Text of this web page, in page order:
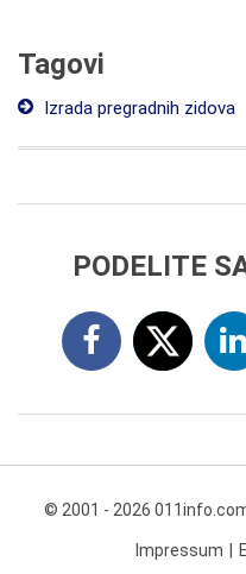
Tagovi
Izrada pregradnih zidova
PODELITE
© 2001 - 2026
Impressum